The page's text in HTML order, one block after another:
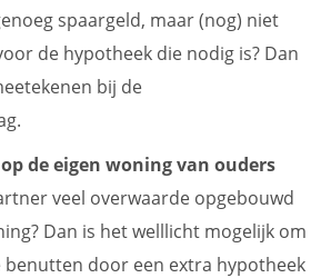
spaargeld, maar (nog) niet
de hypotheek die nodig is? Dan
bij de
de eigen woning van ouders
veel overwaarde opgebouwd
Dan is het welllicht mogelijk om
benutten door een extra hypotheek